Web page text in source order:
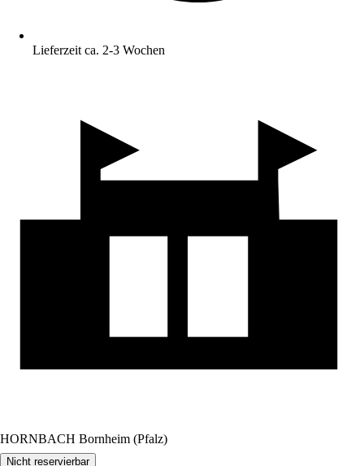
Lieferzeit ca. 2-3 Wochen
HORNBACH Bornheim (Pfalz)
Nicht reservierbar